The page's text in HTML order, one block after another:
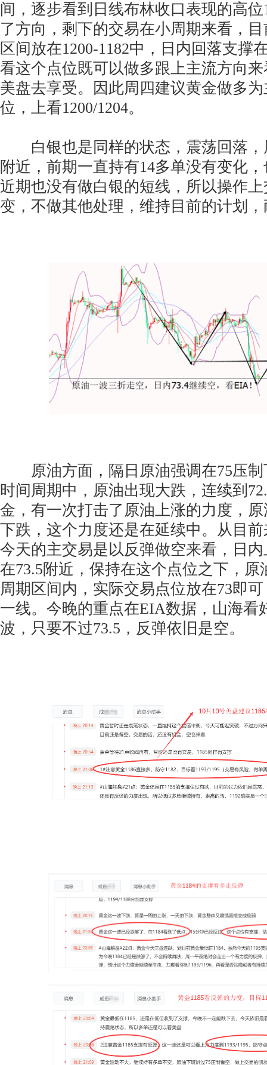
间，逐步看到日线布林收口表现的高
了方向，剩下的交易在小周期来看，
区间放在1200-1182中，日内回落支撑
看这个点位既可以做多跟上主流方向
美盘去享受。因此周四建议黄金做多
位，上看1200/1204。
白银也是同样的状态，震荡回落，
附近，前期一直持有14多单没有变化
近期也没有做白银的短线，所以操作
变，不做其他处理，维持目前的计划
原油方面，隔日原油强调在75压制
时间周期中，原油出现大跌，连续到
金，有一次打击了原油上涨的力度，
下跌，这个力度还是在延续中。从目
今天的主交易是以反弹做空来看，日
在73.5附近，保持在这个点位之下，原
周期区间内，实际交易点位放在73即
一线。今晚的重点在EIA数据，山海看
波，只要不过73.5，反弹依旧是空。